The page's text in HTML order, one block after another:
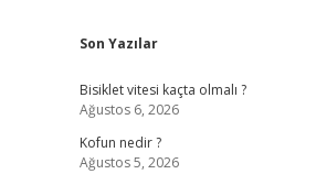
Sidebar
Son Yazılar
Bisiklet vitesi kaçta olmalı ?
Ağustos 6, 2026
Kofun nedir ?
Ağustos 5, 2026